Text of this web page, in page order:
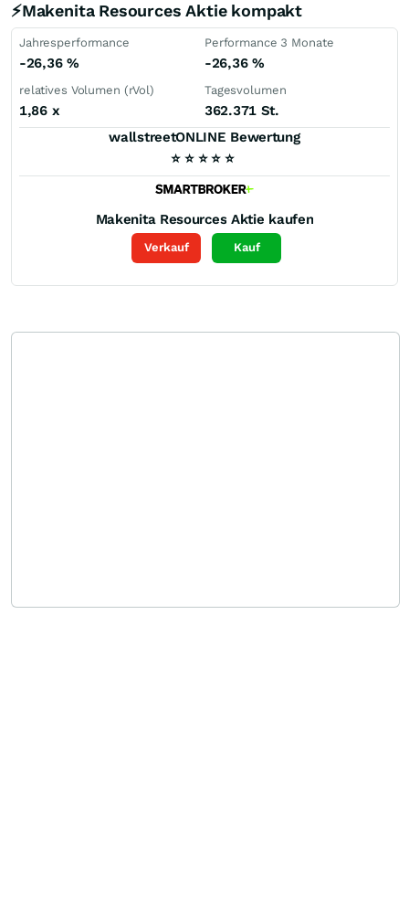
⚡Makenita Resources Aktie kompakt
Jahresperformance
-26,36 %
Performance 3 Monate
-26,36 %
relatives Volumen (rVol)
1,86 x
Tagesvolumen
362.371 St.
wallstreetONLINE Bewertung
⭐ ⭐ ⭐ ⭐ ⭐
Makenita Resources Aktie kaufen
Verkauf Kauf